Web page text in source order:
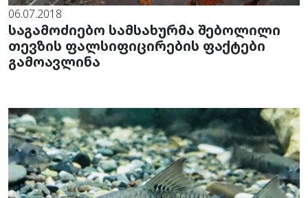
06.07.2018
საგამოძიებო სამსახურმა შებოლილი
თევზის ფალსიფიცირების ფაქტები
გამოავლინა